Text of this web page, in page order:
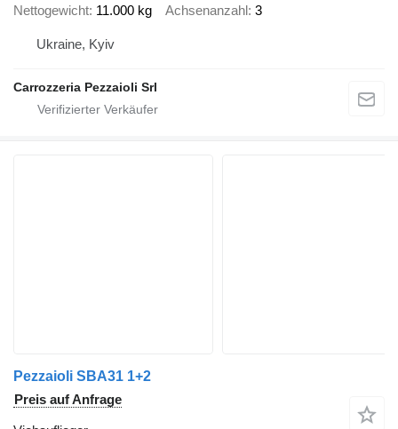
Nettogewicht 11.000 kg Achsenanzahl 3
Ukraine, Kyiv
Carrozzeria Pezzaioli Srl
Pezzaioli SBA31 1+2
Preis auf Anfrage